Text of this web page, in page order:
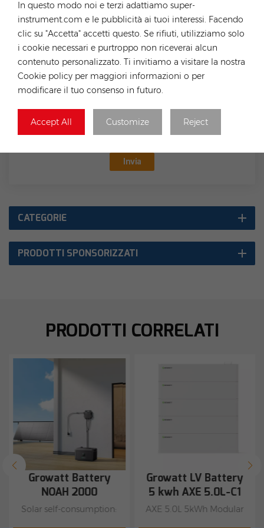
In questo modo noi e terzi adattiamo super-
instrument.com e le pubblicità ai tuoi interessi. Facendo
clic su "Accetta" accetti questo. Se rifiuti, utilizziamo solo
i cookie necessari e purtroppo non riceverai alcun
contenuto personalizzato. Ti invitiamo a visitare la nostra
Cookie policy per maggiori informazioni o per
modificare il tuo consenso in futuro.
Accept All Customize Reject
Invia
CATEGORIE
PRODOTTI SPONSORIZZATI
PRODOTTI CORRELATI
Growatt Battery
NOAH 2000
Solar self-consumption:
Growatt LV Battery
5 kwh AXE 5.0L-C1
AXE 5.0L 5kWh Modular